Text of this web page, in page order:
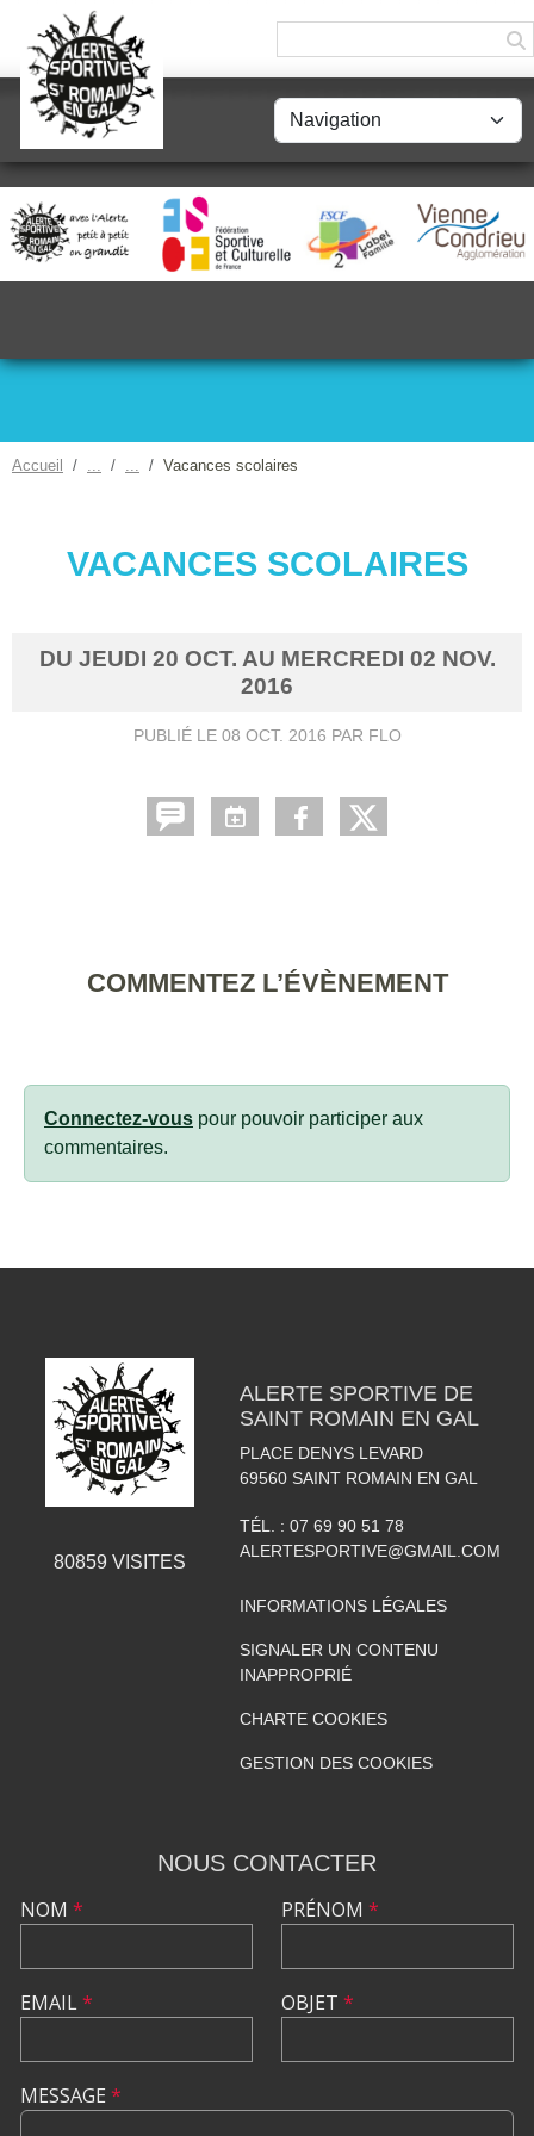
Accueil Vacances scolaires
VACANCES SCOLAIRES
DU JEUDI 20 OCT. AU MERCREDI 02 NOV.
2016
PUBLIÉ LE 08 OCT. 2016 PAR FLO
COMMENTEZ L’ÉVÈNEMENT
Connectez-vous pour pouvoir participer aux
commentaires.
80859 VISITES
ALERTE SPORTIVE DE
SAINT ROMAIN EN GAL
PLACE DENYS LEVARD
69560 SAINT ROMAIN EN GAL
TÉL. : 07 69 90 51 78
ALERTESPORTIVE@GMAIL.COM
INFORMATIONS LÉGALES
SIGNALER UN CONTENU
INAPPROPRIÉ
CHARTE COOKIES
GESTION DES COOKIES
NOUS CONTACTER
NOM *
EMAIL*
PRÉNOM *
OBJET *
MESSAGE *
Panneau de gestion des cookies